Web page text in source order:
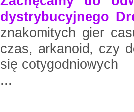
dystrybucyjnego
znakomitych gier
czas, arkanoid, czy
się cotygodniowych
...